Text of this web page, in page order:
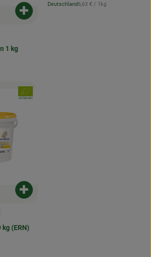
1 kg
Produkt zum Warenkorb hinzufügen
, Herkunft:
Deutschland, Referenzpreis:
6,63 € / 1kg
(ERN)
Produkt zum Warenkorb hinzufügen
, Verband:
, Kontrollstelle:
DE-ÖKO-001
hinzufügen